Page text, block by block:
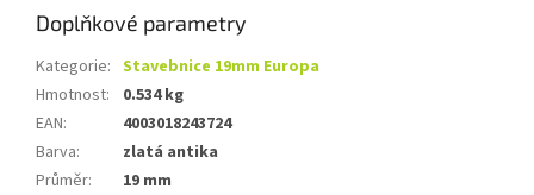
Doplňkové parametry
Kategorie: Stavebnice 19mm Europa
Hmotnost:
0.534 kg
EAN:
4003018243724
Barva:
zlatá antika
Průměr:
19 mm